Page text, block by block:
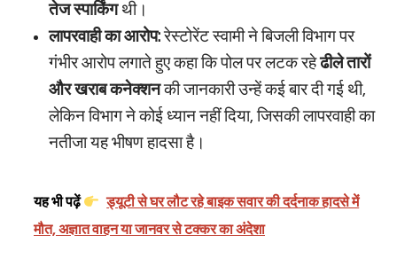
तेज स्पार्किंगथी।
लापरवाही का आरोप:रेस्टोरेंट स्वामी ने बिजली विभाग पर
गंभीर आरोप लगाते हुए कहा कि पोल पर लटक रहेढीले तारों
और खराब कनेक्शनकी जानकारी उन्हें कई बार दी गई थी,
लेकिन विभाग ने कोई ध्यान नहीं दिया, जिसकी लापरवाही का
नतीजा यह भीषण हादसा है।
यह भी पढ़ें
ड्यूटी से घर लौट रहे बाइक सवार की दर्दनाक हादसे में
मौत, अज्ञात वाहन या जानवर से टक्कर का अंदेशा